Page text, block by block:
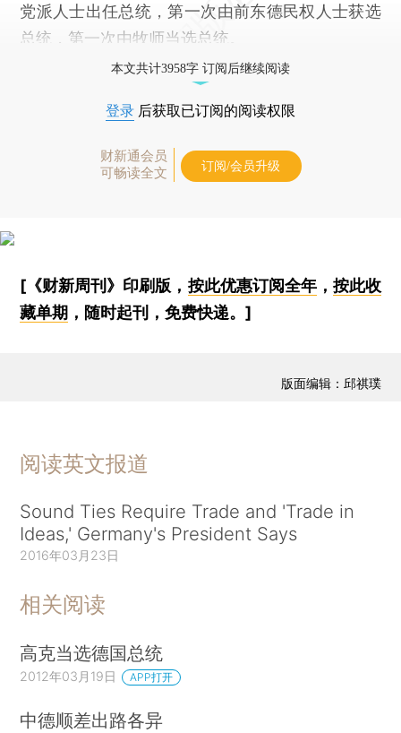
党派人士出任总统，第一次由前东德民权人士获选
总统，第一次由牧师当选总统。
本文共计3958字 订阅后继续阅读
登录 后获取已订阅的阅读权限
财新通会员
可畅读全文
订阅/会员升级
[《财新周刊》印刷版， 按此优惠订阅全年， 按此收
藏单期 ，随时起刊，免费快递。]
版面编辑：邱祺璞
阅读英文报道
Sound Ties Require Trade and 'Trade in
Ideas,' Germany's President Says
2016年03月23日
相关阅读
高克当选德国总统
2012年03月19日 APP打开
中德顺差出路各异